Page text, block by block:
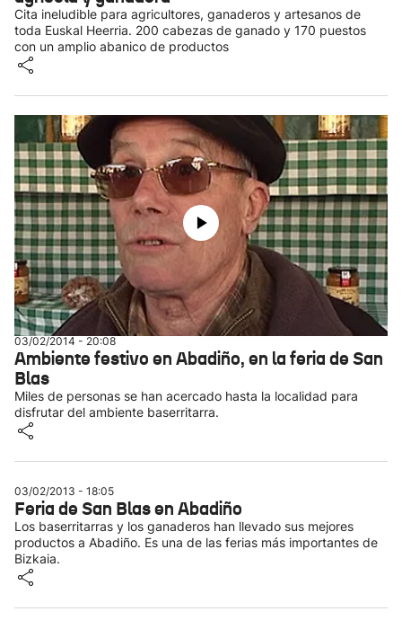
Cita ineludible para agricultores, ganaderos y artesanos de
toda Euskal Heerria. 200 cabezas de ganado y 170 puestos
con un amplio abanico de productos
03/02/2014 - 20:08
Ambiente festivo en Abadiño, en la feria de San
Blas
Miles de personas se han acercado hasta la localidad para
disfrutar del ambiente baserritarra.
03/02/2013 - 18:05
Feria de San Blas en Abadiño
Los baserritarras y los ganaderos han llevado sus mejores
productos a Abadiño. Es una de las ferias más importantes de
Bizkaia.